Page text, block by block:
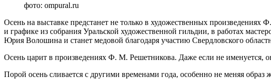
фото: ompural.ru
Осень на выставке предстанет не только в художественных
и графике из собрания Уральской художественной гильдии, в работах
Юрия Волошина и станет медовой благодаря участию Свердловского
Осень царит в произведениях Ф. М. Решетникова. Даже если не именуется,
Порой осень сливается с другими временами года, особенно не меняя